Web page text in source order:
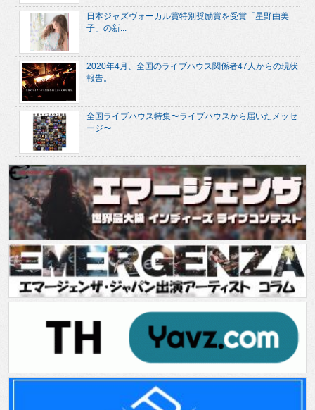
日本ジャズヴォーカル賞特別奨励賞を受賞「星野由美
子」の新...
2020年4月、全国のライブハウス関係者47人からの現状
報告。
全国ライブハウス特集〜ライブハウスから届いたメッセ
ージ〜